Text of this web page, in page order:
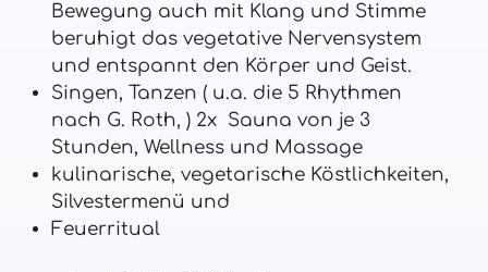
Bewegung auch mit Klang und Stimme
beruhigt das vegetative Nervensystem
und entspannt den Körper und Geist.
Singen, Tanzen ( u.a. die 5 Rhythmen
nach G. Roth, ) 2x Sauna von je 3
Stunden, Wellness und Massage
kulinarische, vegetarische Köstlichkeiten,
Silvestermenü und
Feuerritual